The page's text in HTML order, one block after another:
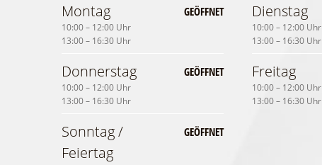
GEÖFFNET
Montag
10:00 – 12:00 Uhr
13:00 – 16:30 Uhr
Dienstag
10:00 – 12:00 Uhr
13:00 – 16:30 Uhr
GEÖFFNET
Donnerstag
10:00 – 12:00 Uhr
13:00 – 16:30 Uhr
Freitag
10:00 – 12:00 Uhr
13:00 – 16:30 Uhr
GEÖFFNET
Sonntag /
Feiertag